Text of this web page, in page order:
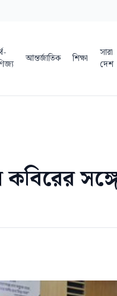
আন্তর্জাতিক শিক্ষা
সারা
দেশ
কবিরের